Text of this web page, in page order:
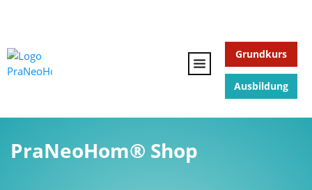
Grundkurs
Ausbildung
PraNeoHom® Shop